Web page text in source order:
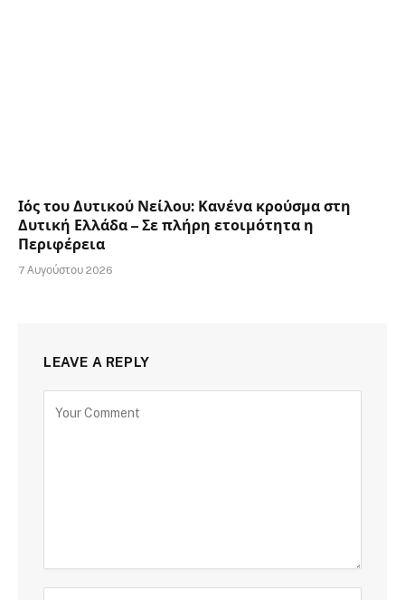
Ιός του Δυτικού Νείλου: Κανένα κρούσμα στη
Δυτική Ελλάδα – Σε πλήρη ετοιμότητα η
Περιφέρεια
7 Αυγούστου 2026
LEAVE A REPLY